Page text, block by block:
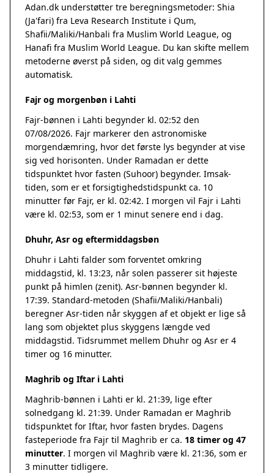
Adan.dk understøtter tre beregningsmetoder: Shia
(Ja'fari) fra Leva Research Institute i Qum,
Shafii/Maliki/Hanbali fra Muslim World League, og
Hanafi fra Muslim World League. Du kan skifte mellem
metoderne øverst på siden, og dit valg gemmes
automatisk.
Fajr og morgenbøn i Lahti
Fajr-bønnen i Lahti begynder kl. 02:52 den
07/08/2026. Fajr markerer den astronomiske
morgendæmring, hvor det første lys begynder at vise
sig ved horisonten. Under Ramadan er dette
tidspunktet hvor fasten (Suhoor) begynder. Imsak-
tiden, som er et forsigtighedstidspunkt ca. 10
minutter før Fajr, er kl. 02:42. I morgen vil Fajr i Lahti
være kl. 02:53, som er 1 minut senere end i dag.
Dhuhr, Asr og eftermiddagsbøn
Dhuhr i Lahti falder som forventet omkring
middagstid, kl. 13:23, når solen passerer sit højeste
punkt på himlen (zenit). Asr-bønnen begynder kl.
17:39. Standard-metoden (Shafii/Maliki/Hanbali)
beregner Asr-tiden når skyggen af et objekt er lige så
lang som objektet plus skyggens længde ved
middagstid. Tidsrummet mellem Dhuhr og Asr er 4
timer og 16 minutter.
Maghrib og Iftar i Lahti
Maghrib-bønnen i Lahti er kl. 21:39, lige efter
solnedgang kl. 21:39. Under Ramadan er Maghrib
tidspunktet for Iftar, hvor fasten brydes. Dagens
fasteperiode fra Fajr til Maghrib er ca. 18 timer og 47
minutter. I morgen vil Maghrib være kl. 21:36, som er
3 minutter tidligere.